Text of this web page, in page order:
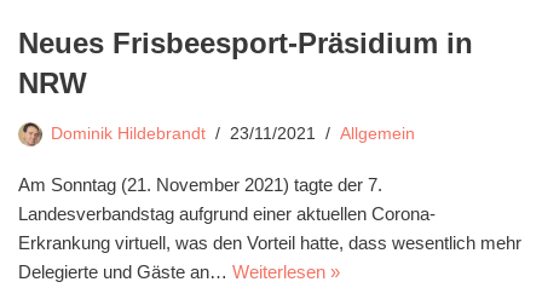
Neues Frisbeesport-Präsidium in
NRW
Dominik Hildebrandt 23/11/2021 Allgemein
Am Sonntag (21. November 2021) tagte der 7.
Landesverbandstag aufgrund einer aktuellen Corona-
Erkrankung virtuell, was den Vorteil hatte, dass wesentlich mehr
Delegierte und Gäste an… Weiterlesen »